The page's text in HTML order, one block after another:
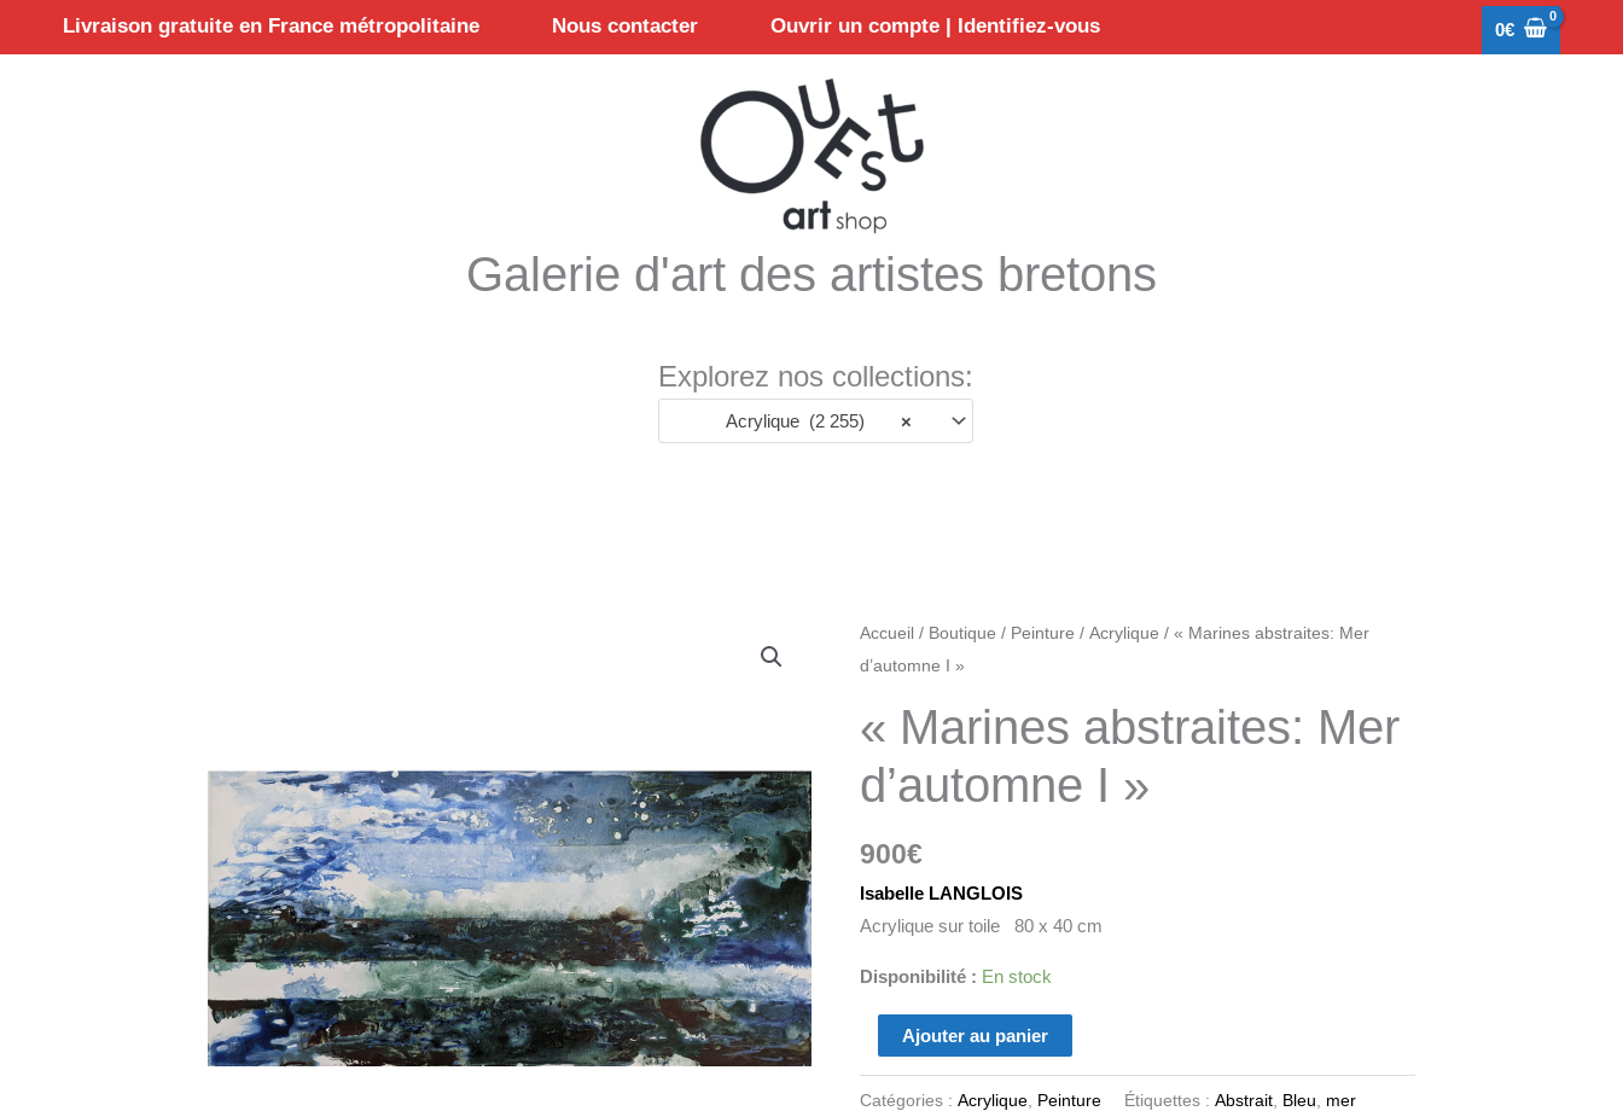
Livraison gratuite en France métropolitaine Nous contacter Ouvrir un compte | Identifiez-vous 0€
Galerie d'art des artistes bretons
Explorez nos collections:
×
Acrylique (2 255)
Accueil / Boutique / Peinture / Acrylique / « Marines abstraites: Mer
d’automne I »
« Marines abstraites: Mer
d’automne I »
900€
Isabelle LANGLOIS
Acrylique sur toile 80 x 40 cm
Disponibilité : En stock
quantité
de
abstraites:
Mer
d'automne
Ajouter au panier
Catégories : Acrylique Peinture Étiquettes : Abstrait Bleu mer